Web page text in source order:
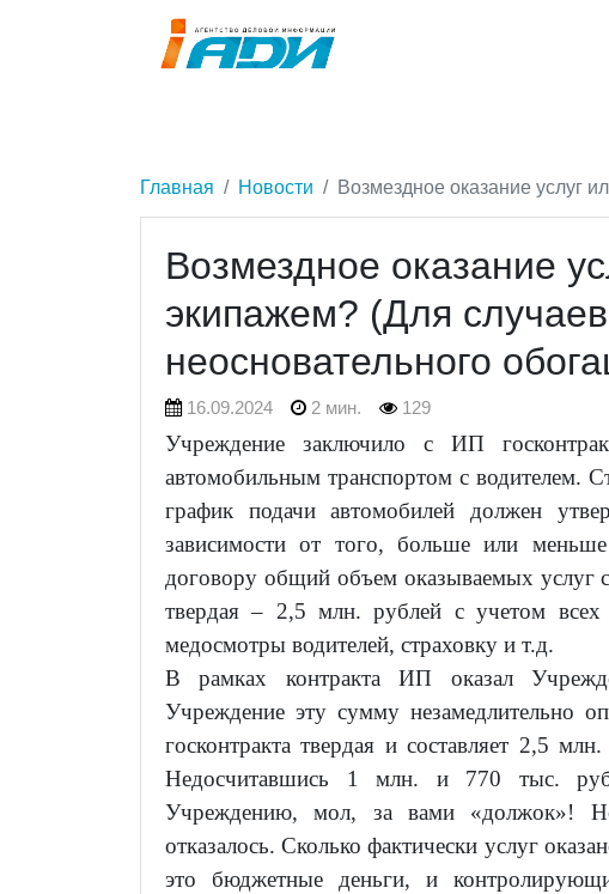
Главная Новости Возмездное оказание услуг
Возмездное оказание
экипажем? (Для
неосновательного
16.09.2024 2 мин. 129
Учреждение заключило с ИП
автомобильным транспортом с водителем.
график подачи автомобилей должен
зависимости от того, больше или
договору общий объем оказываемых услуг
твердая – 2,5 млн. рублей с учетом
медосмотры водителей, страховку и т.д.
В рамках контракта ИП оказал
Учреждение эту сумму
госконтракта твердая и составляет 2,5
Недосчитавшись 1 млн. и 770 тыс.
Учреждению, мол, за вами «должок»!
отказалось. Сколько фактически услуг
это бюджетные деньги, и